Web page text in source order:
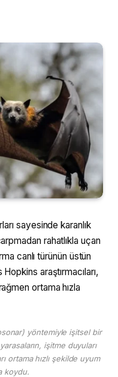
sayesinde karanlık
rahatlıkla uçan
canlı türünün üstün
araştırmacıları,
ortama hızla
yöntemiyle işitsel bir
işitme duyuları
ortama hızlı şekilde uyum
koydu.